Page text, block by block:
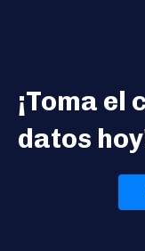
¡Toma el
datos